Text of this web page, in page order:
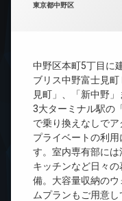
カテゴリー:
東京都中野区
中野区本町5丁目に
ブリス中野富士見
見町」、「新中野
3大ターミナル駅の
で乗り換えなしで
プライベートの利
す。室内専有部に
キッチンなど日々
備。大容量収納の
ムプランもご用意